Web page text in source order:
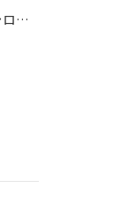
【東京都国立市／シロアリ消毒作業】